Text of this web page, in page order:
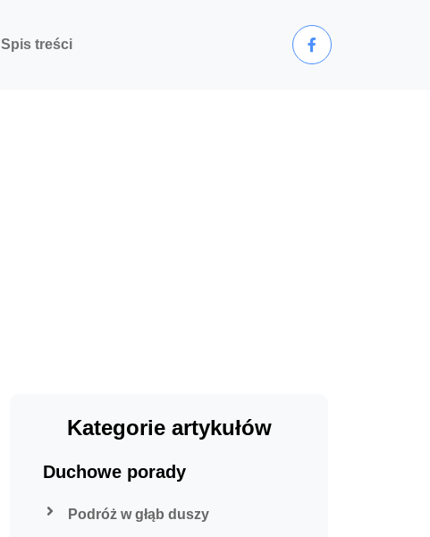
Spis treści
Kategorie artykułów
Duchowe porady
Podróż w głąb duszy